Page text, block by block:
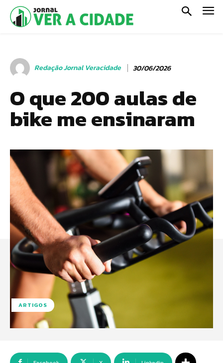
Redação Jornal Veracidade 30/06/2026
O que 200 aulas de
bike me ensinaram
ARTIGOS